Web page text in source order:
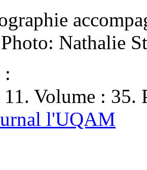
Nathalie
:
Volume : 35.
l'UQAM